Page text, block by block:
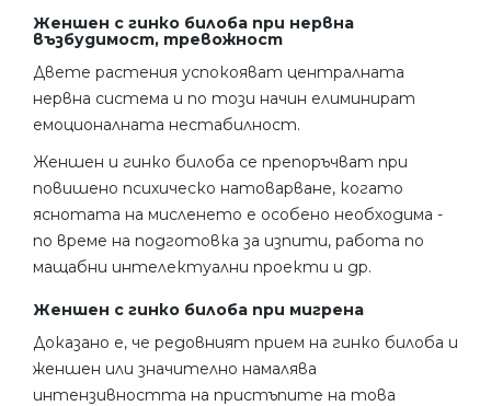
Женшен с гинко билоба при нервна
възбудимост, тревожност
Двете растения успокояват централната
нервна система и по този начин елиминират
емоционалната нестабилност.
Женшен и гинко билоба се препоръчват при
повишено психическо натоварване, когато
яснотата на мисленето е особено необходима -
по време на подготовка за изпити, работа по
мащабни интелектуални проекти и др.
Женшен с гинко билоба при мигрена
Доказано е, че редовният прием на гинко билоба и
женшен или значително намалява
интензивността на пристъпите на това